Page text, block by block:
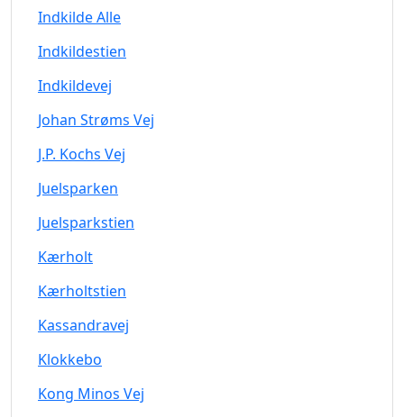
Indkilde Alle
Indkildestien
Indkildevej
Johan Strøms Vej
J.P. Kochs Vej
Juelsparken
Juelsparkstien
Kærholt
Kærholtstien
Kassandravej
Klokkebo
Kong Minos Vej